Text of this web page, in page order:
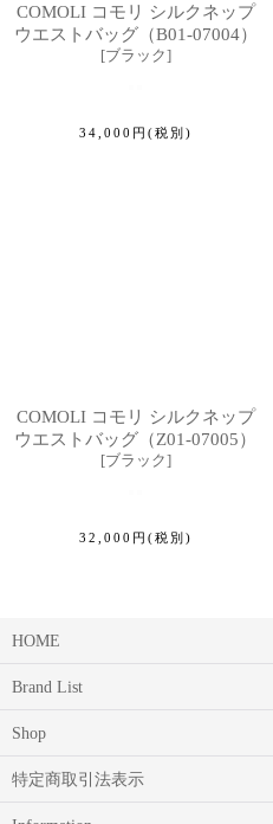
COMOLI コモリ シルクネップ
ウエストバッグ（B01-07004）
[ブラック]
34,000 円 (税別)
COMOLI コモリ シルクネップ
ウエストバッグ（Z01-07005）
[ブラック]
32,000 円 (税別)
HOME
Brand List
Shop
特定商取引法表示